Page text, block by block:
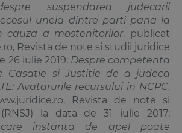
suspendarea judecarii
uneia dintre parti pana la
cauza a mostenitorilor, publicat
Revista de note si studii juridice
26 iulie 2019; Despre competenta
Casatie si Justitie de a judeca
Avatarurile recursului in NCPC,
Revista de note si
la data de 31 iulie 2017;
instanta de apel poate